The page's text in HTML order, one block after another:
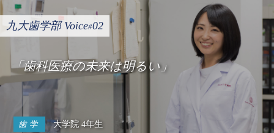
九大歯学部 Voice#02
「歯科医療の未来は明るい」
歯学 大学院 4年生